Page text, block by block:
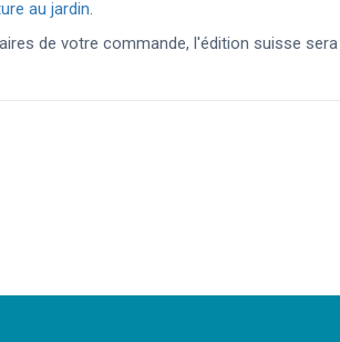
au jardin.
de votre commande, l'édition suisse